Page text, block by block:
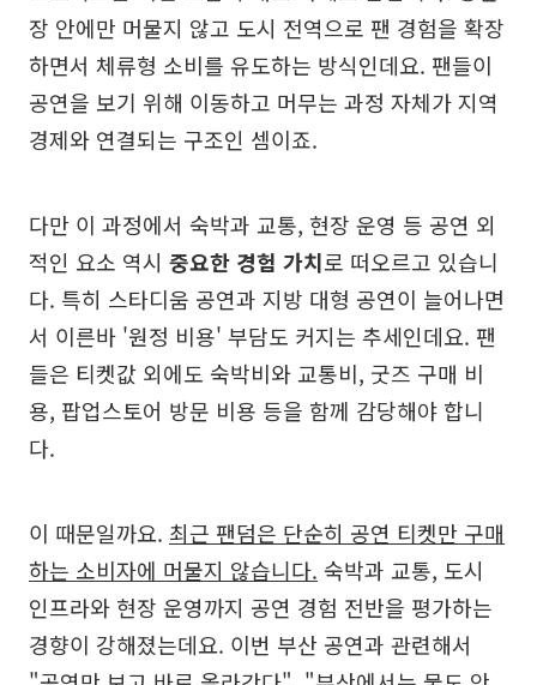
장 안에만 머물지 않고 도시 전역으로 팬 경험을 확장
하면서 체류형 소비를 유도하는 방식인데요. 팬들이
공연을 보기 위해 이동하고 머무는 과정 자체가 지역
경제와 연결되는 구조인 셈이죠.
다만 이 과정에서 숙박과 교통, 현장 운영 등 공연 외
적인 요소 역시 중요한 경험 가치로 떠오르고 있습니
다. 특히 스타디움 공연과 지방 대형 공연이 늘어나면
서 이른바 '원정 비용' 부담도 커지는 추세인데요. 팬
들은 티켓값 외에도 숙박비와 교통비, 굿즈 구매 비
용, 팝업스토어 방문 비용 등을 함께 감당해야 합니
다.
이 때문일까요. 최근 팬덤은 단순히 공연 티켓만 구매
하는 소비자에 머물지 않습니다. 숙박과 교통, 도시
인프라와 현장 운영까지 공연 경험 전반을 평가하는
경향이 강해졌는데요. 이번 부산 공연과 관련해서